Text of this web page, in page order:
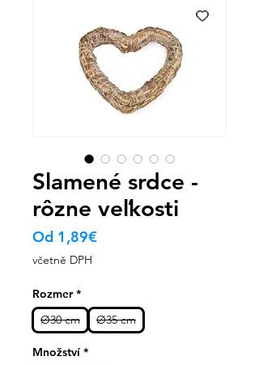
Slamené srdce -
rôzne veľkosti
Od 1,89€Zvýhodněná
včetně DPH
Rozmer *
Ø30 cm
Ø35 cm
Množství *